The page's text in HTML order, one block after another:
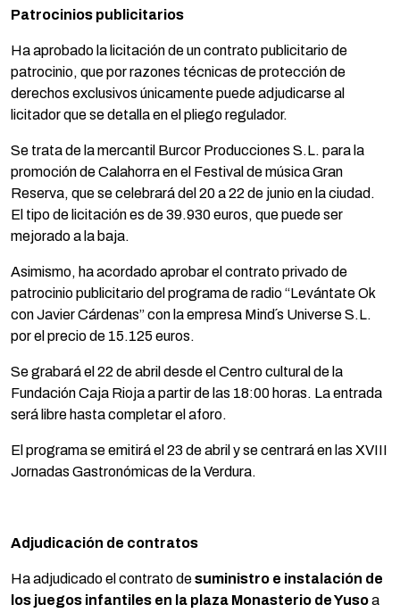
Patrocinios publicitarios
Ha aprobado la licitación de un contrato publicitario de
patrocinio, que por razones técnicas de protección de
derechos exclusivos únicamente puede adjudicarse al
licitador que se detalla en el pliego regulador.
Se trata de la mercantil Burcor Producciones S.L. para la
promoción de Calahorra en el Festival de música Gran
Reserva, que se celebrará del 20 a 22 de junio en la ciudad.
El tipo de licitación es de 39.930 euros, que puede ser
mejorado a la baja.
Asimismo, ha acordado aprobar el contrato privado de
patrocinio publicitario del programa de radio “Levántate Ok
con Javier Cárdenas” con la empresa Mind´s Universe S.L.
por el precio de 15.125 euros.
Se grabará el 22 de abril desde el Centro cultural de la
Fundación Caja Rioja a partir de las 18:00 horas. La entrada
será libre hasta completar el aforo.
El programa se emitirá el 23 de abril y se centrará en las XVIII
Jornadas Gastronómicas de la Verdura.
Adjudicación de contratos
Ha adjudicado el contrato desuministro e instalación de
los juegos infantiles en la plaza Monasterio de Yusoa